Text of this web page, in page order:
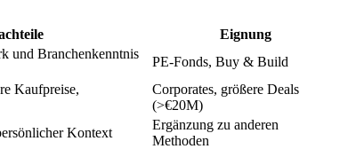
Eignung
und Branchenkenntnis
PE-Fonds, Buy & Build
Kaufpreise,
Corporates, größere Deals
(>€20M)
Kontext
Ergänzung zu anderen
Methoden